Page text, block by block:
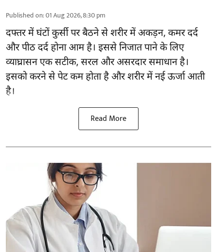
Published on:01 Aug 2026, 8:30 pm
दफ्तर में घंटों कुर्सी पर बैठने से शरीर में अकड़न, कमर दर्द
औरपीठ दर्दहोना आम है। इससे निजात पाने के लिए
व्याघ्रासन एक सटीक, सरल और असरदार समाधान है।
इसको करने से पेट कम होता है और शरीर में नई ऊर्जा आती
है।
Read More